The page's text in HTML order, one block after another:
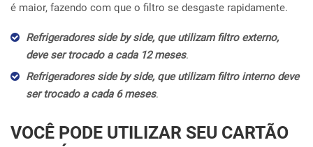
é maior, fazendo com que o filtro se desgaste rapidamente.
Refrigeradores side by side, que utilizam filtro externo,
deve ser trocado a cada 12 meses.
Refrigeradores side by side, que utilizam filtro interno deve
ser trocado a cada 6 meses.
VOCÊ PODE UTILIZAR SEU CARTÃO